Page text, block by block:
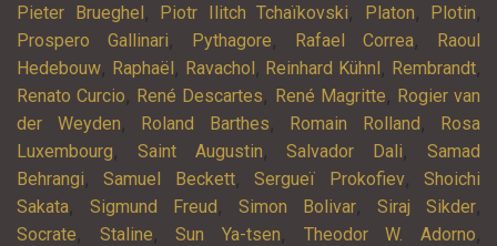
Pieter Brueghel , Piotr Ilitch Tchaïkovski, Platon, Plotin,
Prospero Gallinari, Pythagore, Rafael Correa,
Raoul
Hedebouw, Raphaël , Ravachol , Reinhard Kühnl , Rembrandt,
Renato Curcio, René Descartes, René Magritte, Rogier van
der Weyden, Roland Barthes, Romain Rolland ,
Rosa
Luxembourg, Saint Augustin,Salvador Dali,Samad
Behrangi,Samuel Beckett,Sergueï Prokofiev,Shoichi
Sakata, Sigmund Freud , Simon Bolivar, Siraj Sikder,
Socrate, Staline,Sun Ya-tsen, Theodor W. Adorno,